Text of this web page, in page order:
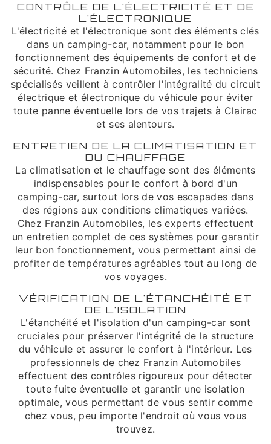
CONTRÔLE DE L'ÉLECTRICITÉ ET DE
L'ÉLECTRONIQUE
L'électricité et l'électronique sont des éléments clés
dans un camping-car, notamment pour le bon
fonctionnement des équipements de confort et de
sécurité. Chez Franzin Automobiles, les techniciens
spécialisés veillent à contrôler l'intégralité du circuit
électrique et électronique du véhicule pour éviter
toute panne éventuelle lors de vos trajets à Clairac
et ses alentours.
ENTRETIEN DE LA CLIMATISATION ET
DU CHAUFFAGE
La climatisation et le chauffage sont des éléments
indispensables pour le confort à bord d'un
camping-car, surtout lors de vos escapades dans
des régions aux conditions climatiques variées.
Chez Franzin Automobiles, les experts effectuent
un entretien complet de ces systèmes pour garantir
leur bon fonctionnement, vous permettant ainsi de
profiter de températures agréables tout au long de
vos voyages.
VÉRIFICATION DE L'ÉTANCHÉITÉ ET
DE L'ISOLATION
L'étanchéité et l'isolation d'un camping-car sont
cruciales pour préserver l'intégrité de la structure
du véhicule et assurer le confort à l'intérieur. Les
professionnels de chez Franzin Automobiles
effectuent des contrôles rigoureux pour détecter
toute fuite éventuelle et garantir une isolation
optimale, vous permettant de vous sentir comme
chez vous, peu importe l'endroit où vous vous
trouvez.